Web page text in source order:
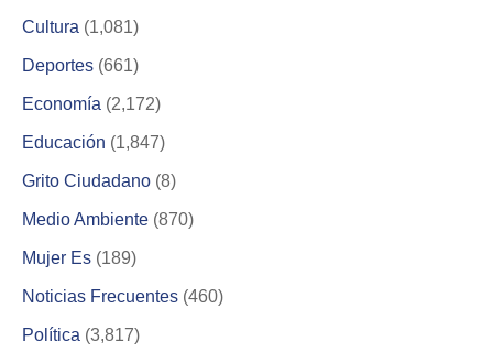
Cultura (1,081)
Deportes (661)
Economía (2,172)
Educación (1,847)
Grito Ciudadano (8)
Medio Ambiente (870)
Mujer Es (189)
Noticias Frecuentes (460)
Política (3,817)